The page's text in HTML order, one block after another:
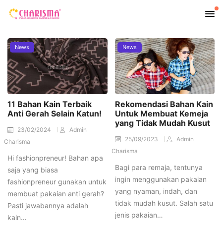
News
11 Bahan Kain Terbaik
Anti Gerah Selain Katun!
23/02/2024
Admin
Charisma
Hi fashionpreneur! Bahan apa
saja yang biasa
fashionpreneur gunakan untuk
membuat pakaian anti gerah?
Pasti jawabannya adalah
kain…
News
Rekomendasi Bahan Kain
Untuk Membuat Kemeja
yang Tidak Mudah Kusut
25/09/2023
Admin
Charisma
Bagi para remaja, tentunya
ingin menggunakan pakaian
yang nyaman, indah, dan
tidak mudah kusut. Salah satu
jenis pakaian…